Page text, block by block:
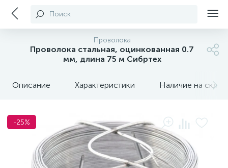
Поиск
Проволока
Проволока стальная, оцинкованная 0.7
мм, длина 75 м Сибртех
Описание Характеристики Наличие на
-25%